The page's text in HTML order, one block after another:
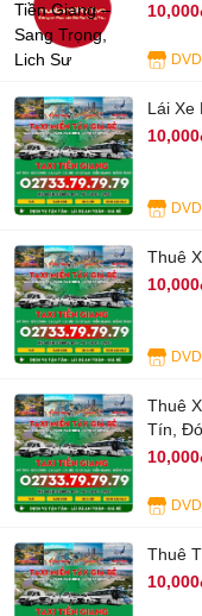
Lái Xe
Thuê
Thuê
Tín,
Thuê